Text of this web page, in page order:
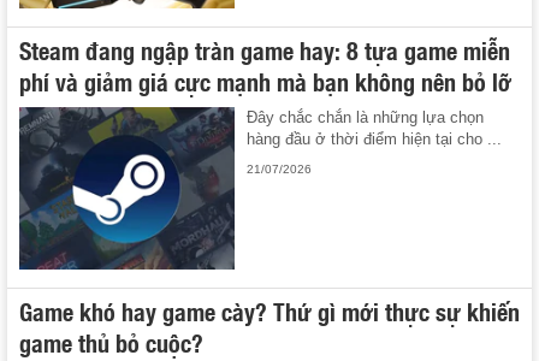
Steam đang ngập tràn game hay: 8 tựa game miễn
phí và giảm giá cực mạnh mà bạn không nên bỏ lỡ
Đây chắc chắn là những lựa chọn
hàng đầu ở thời điểm hiện tại cho ...
21/07/2026
Game khó hay game cày? Thứ gì mới thực sự khiến
game thủ bỏ cuộc?